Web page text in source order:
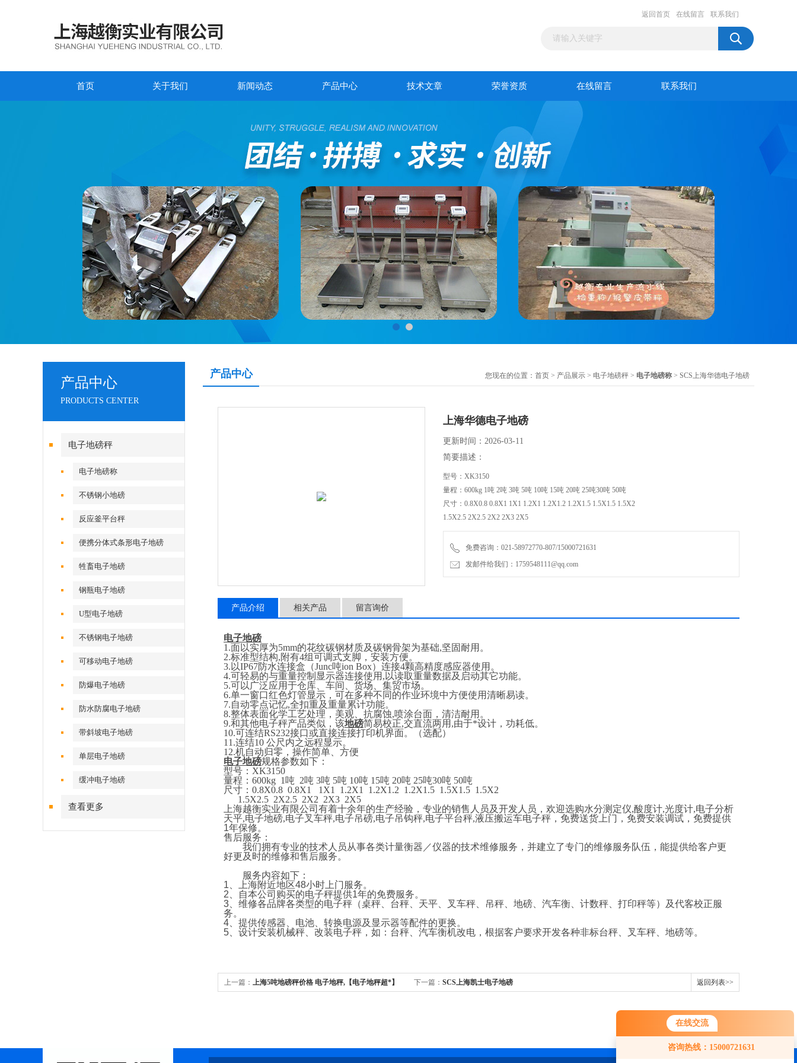
在线交流
咨询热线：15000721631
返回首页 在线留言 联系我们
首页 关于我们 新闻动态 产品中心 技术文章 荣誉资质 在线留言 联系我们
产品中心
PRODUCTS CENTER
电子地磅秤
电子地磅称
不锈钢小地磅
反应釜平台秤
便携分体式条形电子地磅
牲畜电子地磅
钢瓶电子地磅
U型电子地磅
不锈钢电子地磅
可移动电子地磅
防爆电子地磅
防水防腐电子地磅
带斜坡电子地磅
单层电子地磅
缓冲电子地磅
查看更多
产品中心 您现在的位置： 首页 > 产品展示 > 电子地磅秤 > 电子地磅称 > SCS上海华德电子地磅
上海华德电子地磅
更新时间：2026-03-11
简要描述：
型号：XK3150
量程：600kg 1吨 2吨 3吨 5吨 10吨 15吨 20吨 25吨30吨 50吨
尺寸：0.8X0.8 0.8X1 1X1 1.2X1 1.2X1.2 1.2X1.5 1.5X1.5 1.5X2
1.5X2.5 2X2.5 2X2 2X3 2X5
免费咨询：021-58972770-807/15000721631
发邮件给我们：1759548111@qq.com
产品介绍 相关产品 留言询价
电子地磅
1.面以实厚为5mm的花纹碳钢材质及碳钢骨架为基础,坚固耐用。
2.标准型结构,附有4组可调式支脚，安装方便。
3. 以IP67防水连接盒（Junc吨ion Box）连接4颗高精度感应器使用。
4.可轻易的与重量控制显示器连接使用 , 以读取重量数据及启动其它功能。
5.可以广泛应用于仓库、车间、货场、集贸市场。
6.单一窗口红色灯管显示，可在多种不同的作业环境中方便使用清晰易读。
7.自动零点记忆,全扣重及重量累计功能。
8.整体表面化学工艺处理，美观、抗腐蚀,喷涂台面，清洁耐用。
9.和其他电子秤产品类似，该地磅简易校正,交直流两用 ,由于*设计，功耗低。
10.可连结RS232接口或直接连接打印机界面。 （选配）
11.连结10 公尺内之远程显示。
12.机自动归零，操作简单、方便
电子地磅规格参数如下：
型号： XK3150
量程： 600kg 1 吨 2吨 3吨 5吨 10吨 15吨 20吨 25吨30吨 50吨
尺寸： 0.8X0.8 0.8X1 1X1 1.2X1 1.2X1.2 1.2X1.5 1.5X1.5 1.5X2
1.5X2.5 2X2.5 2X2 2X3 2X5
上海越衡实业有限公司有着十余年的生产经验，专业的销售人员及开发人员，欢迎选购水分测定仪,酸度计,光度计,电子分析
天平,电子地磅,电子叉车秤,电子吊磅,电子吊钩秤,电子平台秤,液压搬运车电子秤 ，免费送货上门，免费安装调试，免费提供
1年保修。
售后服务：
我们拥有专业的技术人员从事各类计量衡器／仪器的技术维修服务，并建立了专门的维修服务队伍，能提供给客户更
好更及时的维修和售后服务。
服务内容如下：
1 、上海附近地区48小时上门服务。
2 、自本公司购买的电子秤提供1年的免费服务。
3 、维修各品牌各类型的电子秤（桌秤、台秤、天平、叉车秤、吊秤、地磅、汽车衡、计数秤、打印秤等）及代客校正服
务。
4 、提供传感器、电池、转换电源及显示器等配件的更换。
5 、设计安装机械秤、改装电子秤，如：台秤、汽车衡机改电，根据客户要求开发各种非标台秤、叉车秤、地磅等。
上一篇： 上海5吨地磅秤价格 电子地秤,【电子地秤超*】 下一篇： SCS上海凯士电子地磅 返回列表>>